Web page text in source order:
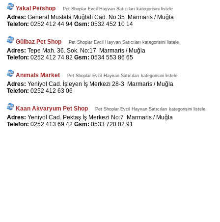
Yakal Petshop Pet Shoplar Evcil Hayvan Satıcıları kategorisini listele
Adres: General Mustafa Muğlalı Cad. No:35 Marmaris / Muğla
Telefon: 0252 412 44 94 Gsm: 0532 452 10 14
Gülbaz Pet Shop Pet Shoplar Evcil Hayvan Satıcıları kategorisini listele
Adres: Tepe Mah. 36. Sok. No:17 Marmaris / Muğla
Telefon: 0252 412 74 82 Gsm: 0534 553 86 65
Anımals Market Pet Shoplar Evcil Hayvan Satıcıları kategorisini listele
Adres: Yeniyol Cad. İşleyen İş Merkezı 28-3 Marmaris / Muğla
Telefon: 0252 412 63 06
Kaan Akvaryum Pet Shop Pet Shoplar Evcil Hayvan Satıcıları kategorisini listele
Adres: Yeniyol Cad. Pektaş İş Merkezi No:7 Marmaris / Muğla
Telefon: 0252 413 69 42 Gsm: 0533 720 02 91